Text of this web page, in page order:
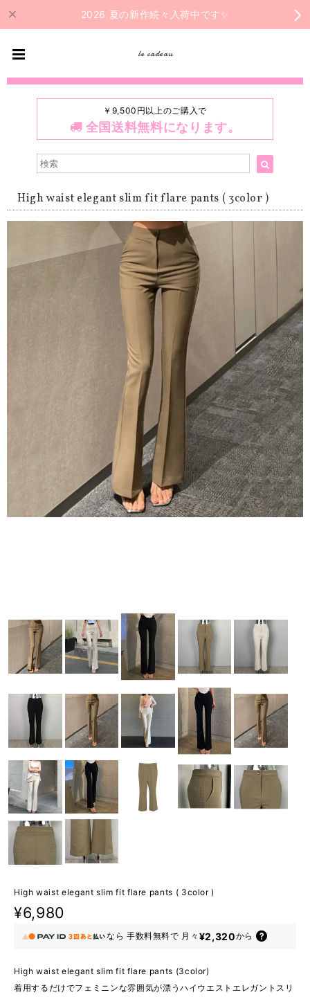
2026 夏の新作続々入荷中です✨
le cadeau
￥9,500円以上のご購入で
全国送料無料になります。
High waist elegant slim fit flare pants ( 3color )
High waist elegant slim fit flare pants ( 3color )
¥6,980
なら 手数料無料で 月々 ¥2,320から
High waist elegant slim fit flare pants (3color)
着用するだけでフェミニンな雰囲気が漂うハイウエストエレガントスリ